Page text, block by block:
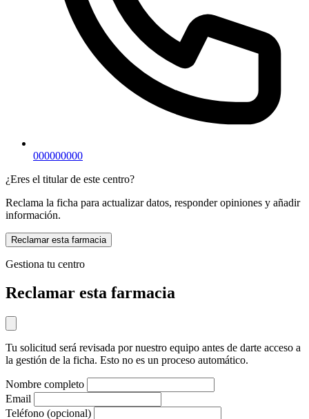
000000000
¿Eres el titular de este centro?
Reclama la ficha para actualizar datos, responder opiniones y añadir
información.
Reclamar esta farmacia
Gestiona tu centro
Reclamar esta farmacia
Tu solicitud será revisada por nuestro equipo antes de darte acceso a
la gestión de la ficha. Esto no es un proceso automático.
Nombre completo
Email
Teléfono (opcional)